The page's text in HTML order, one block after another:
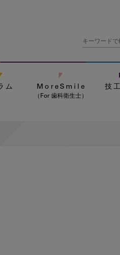
ム MoreSmile
（For 歯科衛生士）
技